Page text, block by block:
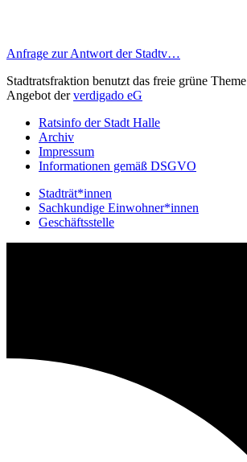
Anfrage zur Antwort der Stadtv…
Stadtratsfraktion benutzt das freie grüne Theme
Angebot derverdigado eG
Ratsinfo der Stadt Halle
Archiv
Impressum
Informationen gemäß DSGVO
Stadträt*innen
Sachkundige Einwohner*innen
Geschäftsstelle